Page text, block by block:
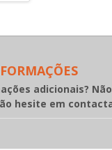
adicionais?
hesite em